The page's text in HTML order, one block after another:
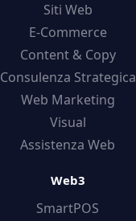
Siti Web
E-Commerce
Content & Copy
Consulenza Strategica
Web Marketing
Visual
Assistenza Web
Web3
SmartPOS